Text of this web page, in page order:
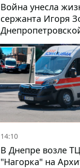
Война унесла
сержанта Игоря
14:10
В Днепре возле ТЦ
"Нагорка" на